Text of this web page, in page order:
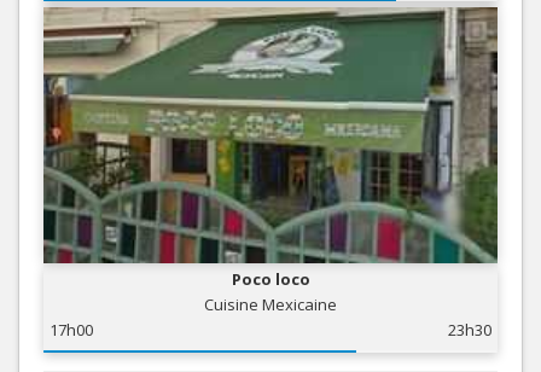
Poco loco
Cuisine Mexicaine
17h00
23h30